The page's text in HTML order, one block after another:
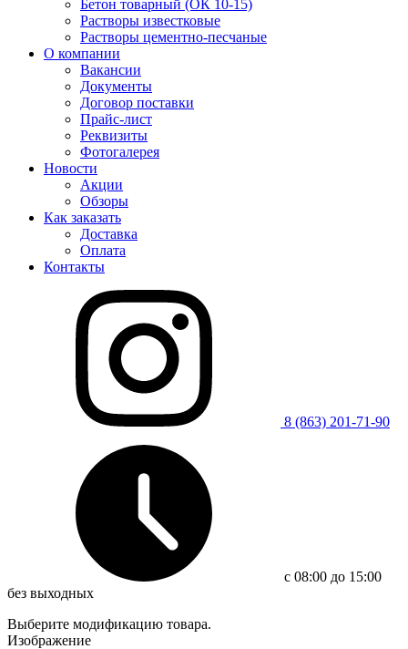
Бетон товарный (ОК 10-15)
Растворы известковые
Растворы цементно-песчаные
О компании
Вакансии
Документы
Договор поставки
Прайс-лист
Реквизиты
Фотогалерея
Новости
Акции
Обзоры
Как заказать
Доставка
Оплата
Контакты
8 (863) 201-71-90
c 08:00 до 15:00
без выходных
Выберите модификацию товара.
Изображение